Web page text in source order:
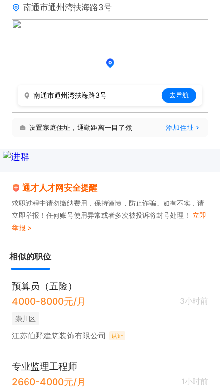
只需两步，轻松找工作：1、先点击投简历；2、再打
电话。联系时请说是在通才人才网看到的！
南通市通州湾扶海路3号
南通市通州湾扶海路3号 去导航
设置家庭住址，通勤距离一目了然 添加住址
通才人才网安全提醒
求职过程中请勿缴纳费用，保持谨慎，防止诈骗。如有不实，请
立即举报！任何账号使用异常或者多次被投诉将封号处理！ 立即
举报 >
相似的职位
预算员（五险）
4000-8000元/月
3小时前
崇川区
江苏伯野建筑装饰有限公司 认证
专业监理工程师
2660-4000元/月
1小时前